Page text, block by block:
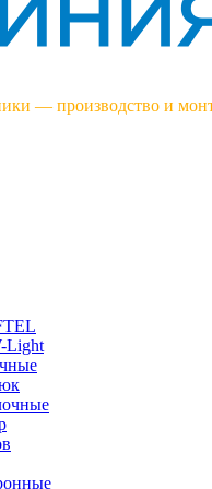
— производство и
Light